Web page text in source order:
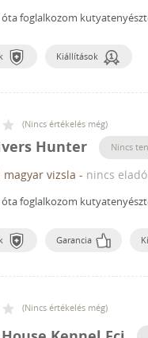
óta foglalkozom
Kiállítások
(Nincs értékelés még)
Hunter Nincs
magyar vizsla - nincs
óta foglalkozom
Garancia
(Nincs értékelés még)